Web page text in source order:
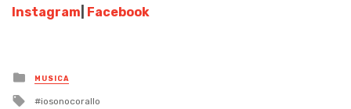
Instagram Facebook
Posted
in
MUSICA
Tagged
iosonocorallo